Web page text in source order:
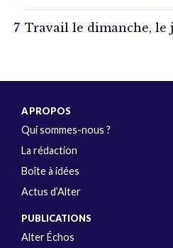
Travail le dimanche, le
A PROPOS
Qui sommes-nous ?
La rédaction
Boîte à idées
Actus d’Alter
PUBLICATIONS
Alter Échos